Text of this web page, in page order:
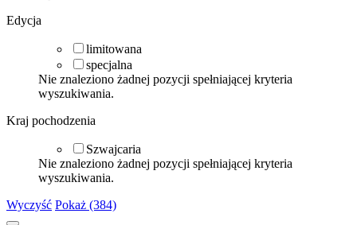
Edycja
limitowana
specjalna
Nie znaleziono żadnej pozycji spełniającej kryteria
wyszukiwania.
Kraj pochodzenia
Szwajcaria
Nie znaleziono żadnej pozycji spełniającej kryteria
wyszukiwania.
Wyczyść Pokaż (384)